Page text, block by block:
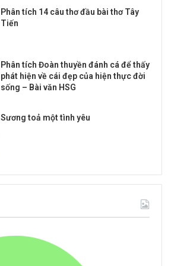
Phân tích 14 câu thơ đầu bài thơ Tây
Tiến
Phân tích Đoàn thuyền đánh cá để thấy
phát hiện về cái đẹp của hiện thực đời
sống – Bài văn HSG
Sương toả một tình yêu